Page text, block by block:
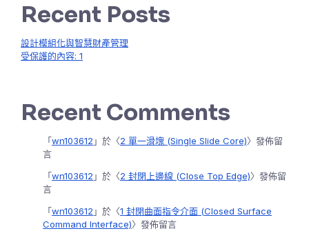
Recent Posts
設計模組化與智慧財產管理
受保護的內容: 1
Recent Comments
「wn103612 」於〈2 單一滑塊 (Single Slide Core)〉發佈留
言
「wn103612 」於〈2 封閉上邊線 (Close Top Edge)〉發佈留
言
「wn103612 」於〈1 封閉曲面指令介面 (Closed Surface
Command Interface)〉發佈留言